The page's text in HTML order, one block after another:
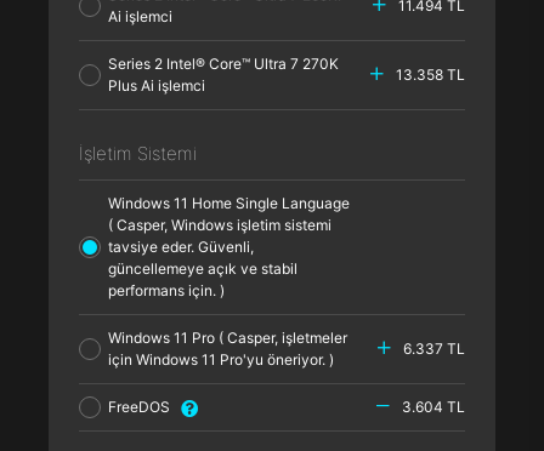
Ai işlemci
11.494 TL
Series 2 Intel® Core™ Ultra 7 270K
Plus Ai işlemci
13.358 TL
İşletim Sistemi
Windows 11 Home Single Language
( Casper, Windows işletim sistemi
tavsiye eder. Güvenli,
güncellemeye açık ve stabil
performans için. )
Windows 11 Pro ( Casper, işletmeler
için Windows 11 Pro'yu öneriyor. )
6.337 TL
FreeDOS 3.604 TL